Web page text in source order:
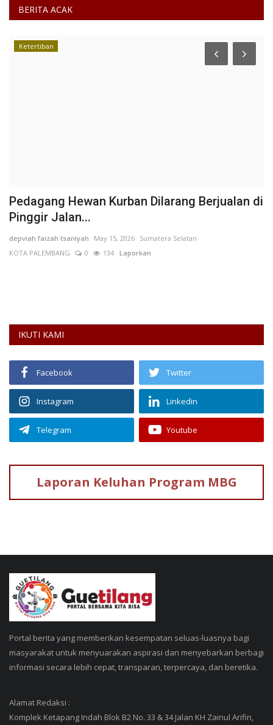
BERITA ACAK
Ketertiban
Pedagang Hewan Kurban Dilarang Berjualan di
Pinggir Jalan...
depviah faizah tsaniyah May 15, 2026 Sumatera Selatan
KOTA PALEMBANG
0 134 Laporkan
IKUTI KAMI
Facebook Twitter
Instagram Linkedin
Telegram Youtube
Laporan Keluhan Program MBG
Portal berita yang memberikan kesempatan seluas-luasnya bagi
masyarakat untuk menyuarakan aspirasi dan menyebarkan berbagi
informasi secara lebih cepat, transparan, terpercaya, dan beretika.
Alamat Redaksi :
Komplek Ketapang Indah Blok B2 No. 33 & 34 Jalan KH Zainul Arifin,